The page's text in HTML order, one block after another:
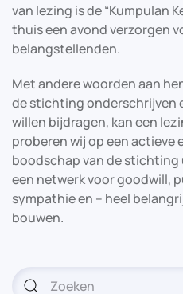
van lezing is de “Kumpulan
thuis een avond verzorgen
belangstellenden.
Met andere woorden aan
de stichting onderschrijven
willen bijdragen, kan een
proberen wij op een actieve
boodschap van de
een netwerk voor goodwill,
sympathie en – heel
bouwen.